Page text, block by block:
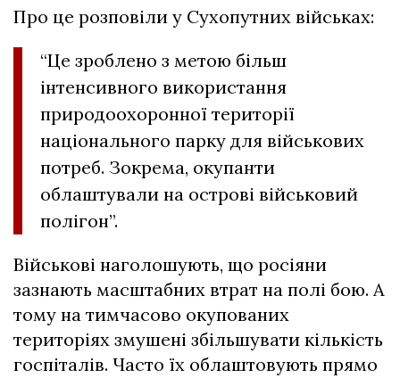
Про це розповіли у Сухопутних військах:
“Це зроблено з метою більш
інтенсивного використання
природоохоронної території
національного парку для військових
потреб. Зокрема, окупанти
облаштували на острові військовий
полігон”.
Військові наголошують, що росіяни
зазнають масштабних втрат на полі бою. А
тому на тимчасово окупованих
територіях змушені збільшувати кількість
госпіталів. Часто їх облаштовують прямо